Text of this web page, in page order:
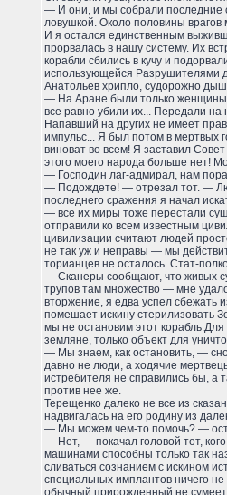
— И они, и мы собрали последние
ловушкой. Около половины
И я остался единственным
прорвалась в нашу систему. Их
корабли сбились в кучу и
использующейся Разрушителями
Анатольев хрипло, судорожно
— На Аране были только женщины
все равно убили их... Передали
Напавший на других не имеет
импульс... Я был потом в мертвых
виноват во всем! Я заставил
этого моего народа больше нет!
— Господин лаг-адмирал, нам
— Подождете! — отрезал тот. —
последнего сражения я начал
— все их миры тоже перестали
отправили ко всем известным
цивилизации считают людей
не так уж и неправы — мы
торианцев не осталось. Стат-
— Сканеры сообщают, что живых
трупов там множество — мне
вторжение, я едва успел сбежать
помешает искину стерилизовать
мы не остановим этот корабль.Для
земляне, только объект для
— Мы знаем, как остановить, —
давно не люди, а ходячие
истребителя не справились бы, а
против нее же.
Терещенко далеко не все из
надвигалась на его родину из
— Мы можем чем-то помочь? —
— Нет, — покачал головой тот,
машинами способны только так
сливаться сознанием с искином
специальных имплантов ничего
обычный прирожденный не сумеет